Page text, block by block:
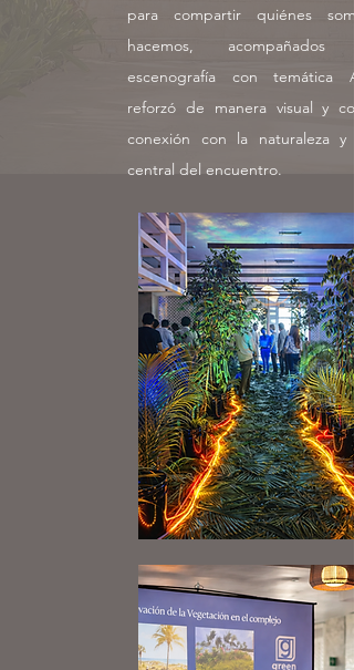
para compartir quiénes
hacemos,
escenografía con temática
reforzó de manera visual y
conexión con la naturaleza y
central del encuentro.